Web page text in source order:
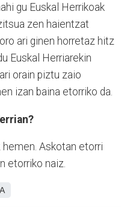
gu Euskal Herrikoak
zen haientzat
ari ginen horretaz hitz
Euskal Herriarekin
orain piztu zaio
izan baina etorriko da.
Askotan etorri
etorriko naiz.